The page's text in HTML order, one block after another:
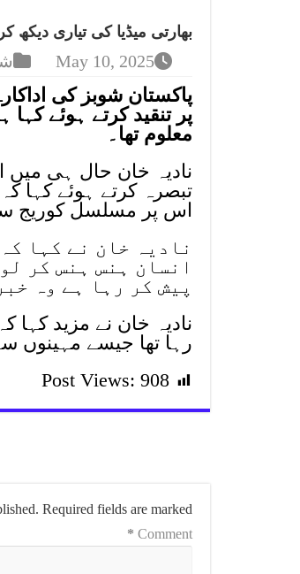
بھارتی میڈیا کی تیاری دیکھ کر لگتا ہے انہیں 2 مہینے
May 10, 2025
پاکستان شوبز کی
پر تنقید کرتے ہوئے
معلوم تھا۔
نادیہ خان حال ہی میں
تبصرہ کرتے ہوئے کہا
اس پر مسلسل کوریج سے
نادیہ خان نے کہا
انسان ہنس ہنس کر
پیش کر رہا ہے وہ
نادیہ خان نے مزید کہا
رہا تھا جیسے مہینوں
Post Views: 908
Required fields are marked
Comment
*